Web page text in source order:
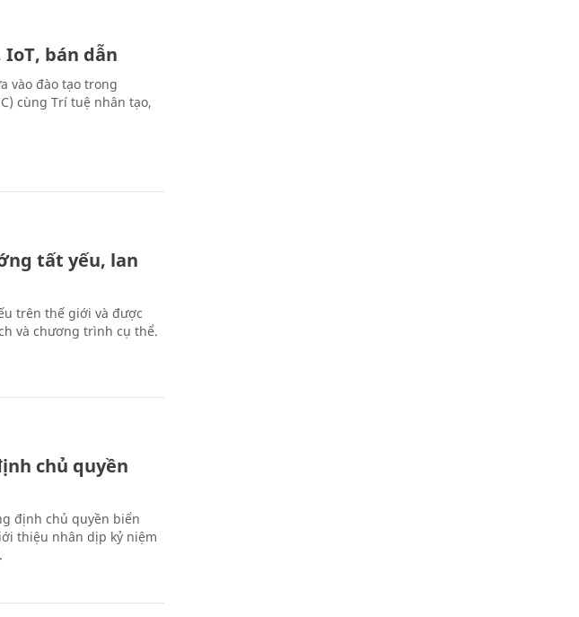
bán dẫn
vào đào tạo trong
cùng Trí tuệ nhân tạo,
tất yếu, lan
trên thế giới và được
và chương trình cụ thể.
chủ quyền
định chủ quyền biển
thiệu nhân dịp kỷ niệm